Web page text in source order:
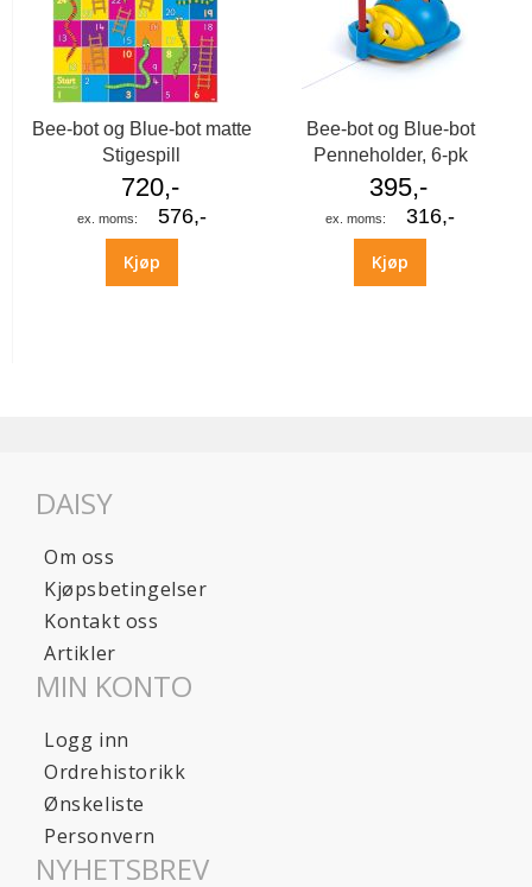
Bee-bot og Blue-bot matte
Stigespill
720,-
576,-
Kjøp
Bee-bot og Blue-bot
Penneholder, 6-pk
395,-
316,-
Kjøp
DAISY
Om oss
Kjøpsbetingelser
Kontakt oss
Artikler
MIN KONTO
Logg inn
Ordrehistorikk
Ønskeliste
Personvern
NYHETSBREV